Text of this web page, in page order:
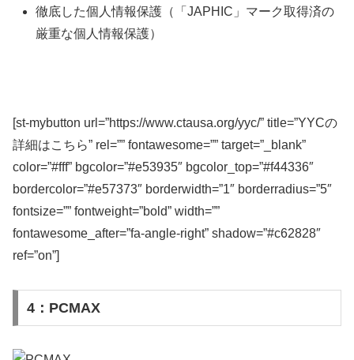
徹底した個人情報保護（「JAPHIC」マーク取得済の
厳重な個人情報保護）
[st-mybutton url=”https://www.ctausa.org/yyc/” title=”YYCの
詳細はこちら” rel=”” fontawesome=”” target=”_blank”
color=”#fff” bgcolor=”#e53935″ bgcolor_top=”#f44336″
bordercolor=”#e57373″ borderwidth=”1″ borderradius=”5″
fontsize=”” fontweight=”bold” width=””
fontawesome_after=”fa-angle-right” shadow=”#c62828″
ref=”on”]
4：PCMAX